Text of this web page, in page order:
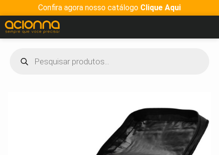
Confira agora nosso catálogo Clique Aqui